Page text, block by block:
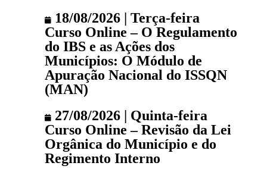
18/08/2026 | Terça-feira
Curso Online – O Regulamento
do IBS e as Ações dos
Municípios: O Módulo de
Apuração Nacional do ISSQN
(MAN)
27/08/2026 | Quinta-feira
Curso Online – Revisão da Lei
Orgânica do Município e do
Regimento Interno